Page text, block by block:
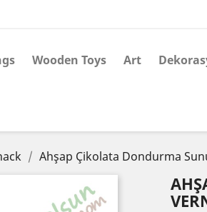
Wooden Toys Art
Ahşap Çikolata Dondurma